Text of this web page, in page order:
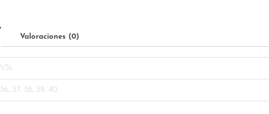
Valoraciones (0)
VSL
36, 37, 38, 39, 40